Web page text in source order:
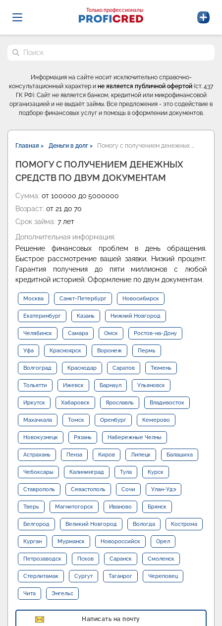
Probrokery - Только профессионалы
Только профессионалы
Поиск по сайту
Информация на сайте носит исключительно справочно-
консультационный характер и не является публичной офертой (ст. 437
ГК РФ). Сайт не является банком, кредитной или микрофинансовой
организацией и не выдаёт займы. Все предложения - это содействие в
подборе финансовых услуг и помощь в оформлении документов.
Главная > Деньги в долг > Помогу с получением денежных …
ПОМОГУ С ПОЛУЧЕНИЕМ ДЕНЕЖНЫХ
СРЕДСТВ ПО ДВУМ ДОКУМЕНТАМ
Сумма: от 100000 до 5000000
Возраст: от 21 до 70
Срок займа: 7 лет
Дополнительная информация:
Решение финансовых проблем в день обращения.
Быстрое рассмотрение вашей заявки. Низкий процент.
Гарантия получения до пяти миллионов с любой
кредитной историей. Оформление по двум документам.
Москва Санкт-Петербург Новосибирск
Екатеринбург Казань Нижний Новгород
Челябинск Самара Омск Ростов-на-Дону
Уфа Красноярск Воронеж Пермь
Волгоград Краснодар Саратов Тюмень
Тольятти Ижевск Барнаул Ульяновск
Иркутск Хабаровск Ярославль Владивосток
Махачкала Томск Оренбург Кемерово
Новокузнецк Рязань Набережные Челны
Астрахань Пенза Киров Липецк Балашиха
Чебоксары Калининград Тула Курск
Ставрополь Севастополь Сочи Улан-Удэ
Тверь Магнитогорск Иваново Брянск
Белгород Великий Новгород Вологда Кострома
Курган Мурманск Новороссийск Орел
Петрозаводск Псков Саранск Смоленск
Стерлитамак Сургут Таганрог Череповец
Чита Энгельс
Написать на почту